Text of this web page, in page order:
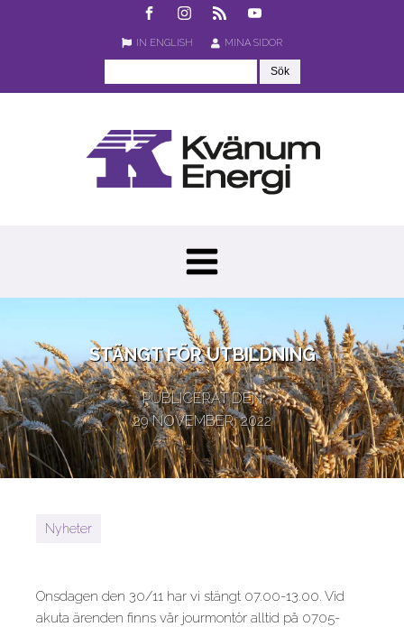
IN ENGLISH MINA SIDOR
STÄNGT FÖR UTBILDNING
PUBLICERAT DEN
29 NOVEMBER, 2022
Nyheter
Onsdagen den 30/11 har vi stängt 07.00-13.00. Vid
akuta ärenden finns vår jourmontör alltid på 0705-